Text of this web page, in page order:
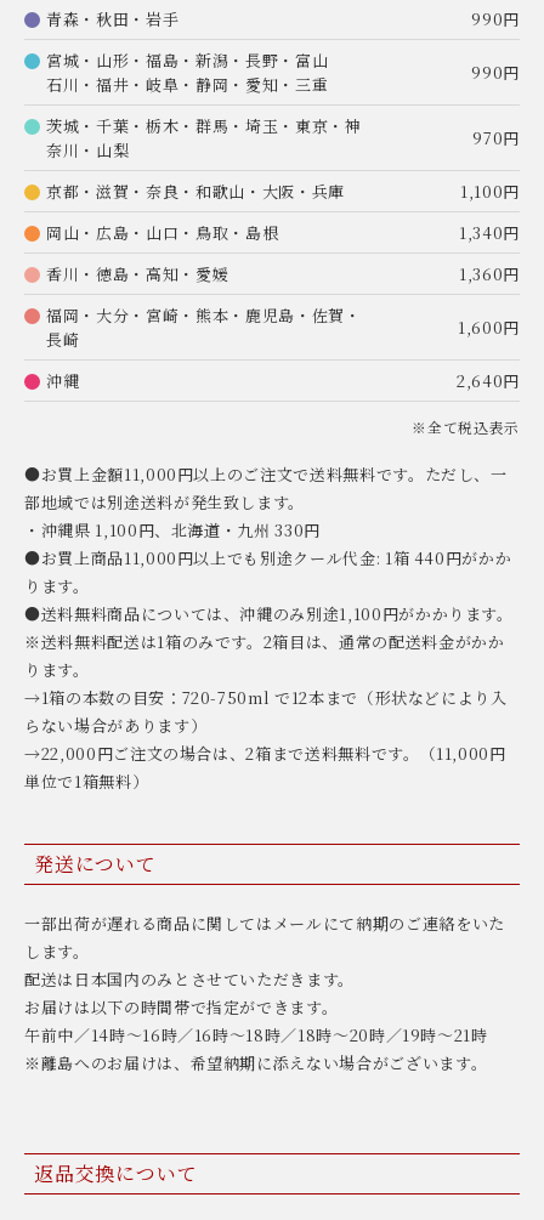
青森・秋田・岩手
990円
宮城・山形・福島・新潟・長野・富山
石川・福井・岐阜・静岡・愛知・三重
990円
茨城・千葉・栃木・群馬・埼玉・東京・神
奈川・山梨
970円
京都・滋賀・奈良・和歌山・大阪・兵庫
1,100円
岡山・広島・山口・鳥取・島根
1,340円
香川・徳島・高知・愛媛
1,360円
福岡・大分・宮崎・熊本・鹿児島・佐賀・
長崎
1,600円
沖縄 2,640円
※全て税込表示
●お買上金額11,000円以上のご注文で送料無料です。ただし、一
部地域では別途送料が発生致します。
・沖縄県 1,100円、北海道・九州 330円
●お買上商品11,000円以上でも別途クール代金: 1箱 440円がかか
ります。
●送料無料商品については、沖縄のみ別途1,100円がかかります。
※送料無料配送は1箱のみです。2箱目は、通常の配送料金がかか
ります。
→1箱の本数の目安：720-750ml で12本まで（形状などにより入
らない場合があります）
→22,000円ご注文の場合は、2箱まで送料無料です。（11,000円
単位で1箱無料）
発送について
一部出荷が遅れる商品に関してはメールにて納期のご連絡をいた
します。
配送は日本国内のみとさせていただきます。
お届けは以下の時間帯で指定ができます。
午前中／14時〜16時／16時〜18時／18時〜20時／19時〜21時
※離島へのお届けは、希望納期に添えない場合がございます。
返品交換について